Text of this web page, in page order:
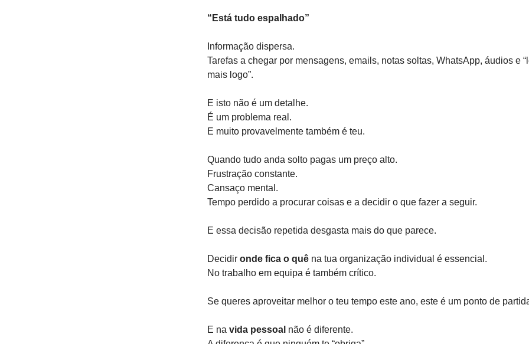
“Está tudo espalhado”
Informação dispersa.
Tarefas a chegar por mensagens, emails, notas soltas, WhatsApp, áudios e
mais logo”.
E isto não é um detalhe.
É um problema real.
E muito provavelmente também é teu.
Quando tudo anda solto pagas um preço alto.
Frustração constante.
Cansaço mental.
Tempo perdido a procurar coisas e a decidir o que fazer a seguir.
E essa decisão repetida desgasta mais do que parece.
Decidir onde fica o quê na tua organização individual é essencial.
No trabalho em equipa é também crítico.
Se queres aproveitar melhor o teu tempo este ano, este é um ponto de
E na vida pessoal não é diferente.